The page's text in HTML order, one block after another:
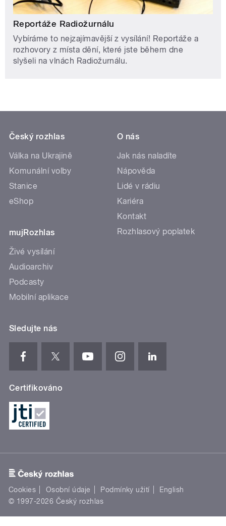
Reportáže Radiožurnálu
Vybíráme to nejzajímavější z vysílání! Reportáže a
rozhovory z místa dění, které jste během dne
slyšeli na vlnách Radiožurnálu.
Český rozhlas
Válka na Ukrajině
Komunální volby
Stanice
eShop
mujRozhlas
Živé vysílání
Audioarchiv
Podcasty
Mobilní aplikace
O nás
Jak nás naladíte
Nápověda
Lidé v rádiu
Kariéra
Kontakt
Rozhlasový poplatek
Sledujte nás
Certifikováno
Cookies Osobní údaje Podmínky užití
English
© 1997-2026 Český rozhlas